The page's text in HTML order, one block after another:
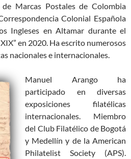
Marcas Postales de Colombia
Colonial Española
Ingleses en Altamar durante el
en 2020. Ha escrito numerosos
nacionales e internacionales.
Manuel Arango ha
participado en diversas
exposiciones filatélicas
internacionales. Miembro
del Club Filatélico de Bogotá
y Medellín y de la American
Philatelist Society (APS).